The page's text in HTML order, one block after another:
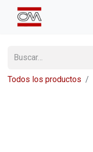
Todos los productos